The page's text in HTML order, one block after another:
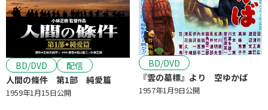
BD/DVD
配信
人間の條件 第1部 純愛篇
1959年1月15日公開
BD/DVD
『雲の墓標』より 空ゆかば
1957年1月9日公開